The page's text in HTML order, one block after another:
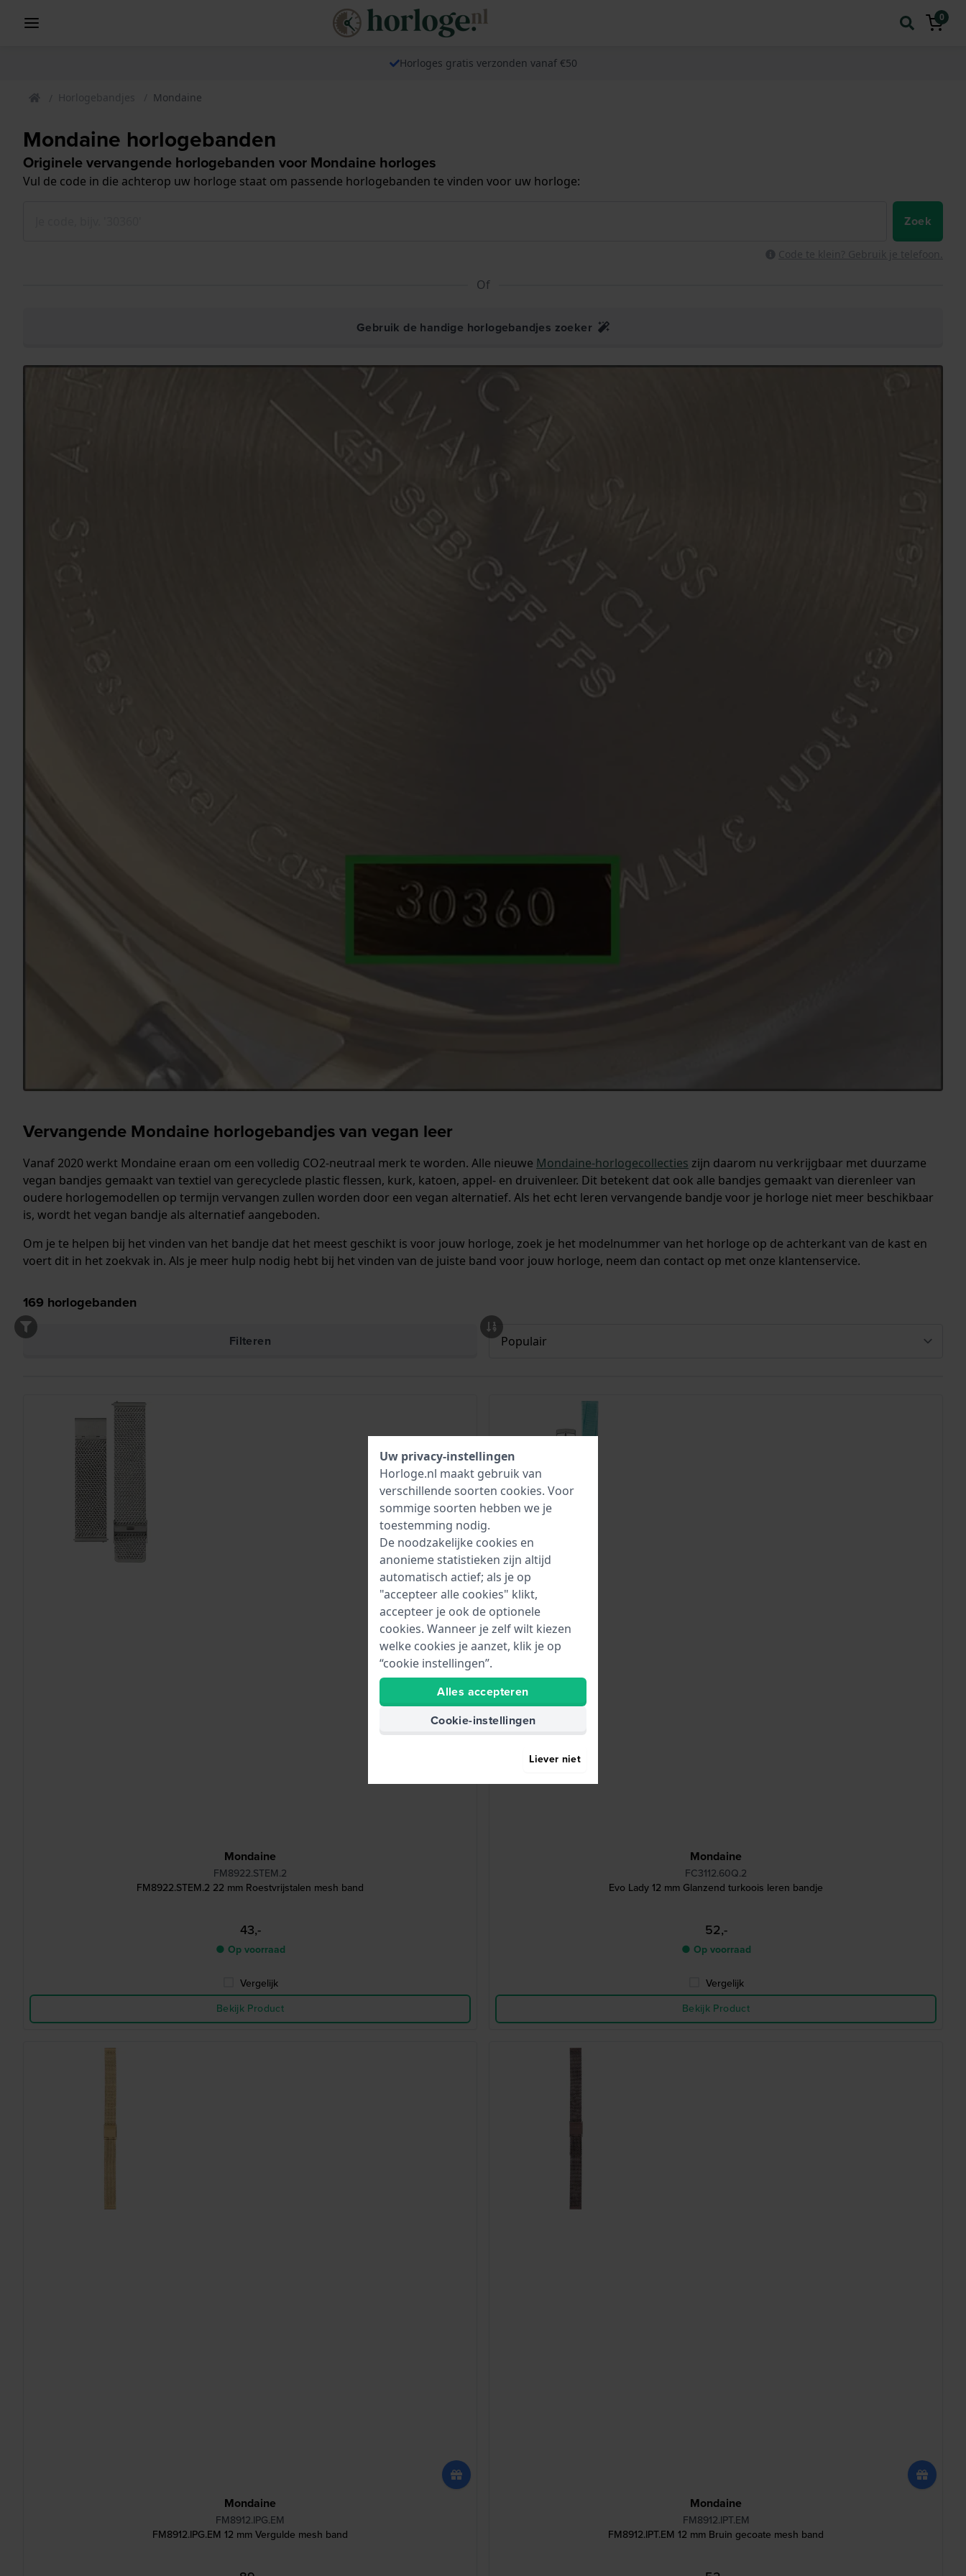
0
Horloges gratis verzonden vanaf €50
Horlogebandjes Mondaine
Mondaine horlogebanden
Originele vervangende horlogebanden voor Mondaine horloges
Vul de code in die achterop uw horloge staat om passende horlogebanden te vinden voor uw horloge:
Zoek
Code te klein? Gebruik je telefoon.
Of
Gebruik de handige horlogebandjes zoeker
Vervangende Mondaine horlogebandjes van vegan leer
Vanaf 2020 werkt Mondaine eraan om een ​​volledig CO2-neutraal merk te worden. Alle nieuwe Mondaine-horlogecollecties zijn daarom nu verkrijgbaar met duurzame
vegan bandjes gemaakt van textiel van gerecyclede plastic flessen, kurk, katoen, appel- en druivenleer. Dit betekent dat ook alle bandjes gemaakt van dierenleer van
oudere horlogemodellen op termijn vervangen zullen worden door een vegan alternatief. Als het echt leren vervangende bandje voor je horloge niet meer beschikbaar
is, wordt het vegan bandje als alternatief aangeboden.
Om je te helpen bij het vinden van het bandje dat het meest geschikt is voor jouw horloge, zoek je het modelnummer van het horloge op de achterkant van de kast en
voert dit in het zoekvak in. Als je meer hulp nodig hebt bij het vinden van de juiste band voor jouw horloge, neem dan contact op met onze klantenservice.
169 horlogebanden
Filteren
Mondaine
FM8922.STEM.2
FM8922.STEM.2 22 mm Roestvrijstalen mesh band
43,-
● Op voorraad
Vergelijk
Bekijk Product
Mondaine
FC3112.60Q.2
Evo Lady 12 mm Glanzend turkoois leren bandje
52,-
● Op voorraad
Vergelijk
Bekijk Product
Mondaine
FM8912.IPG.EM
FM8912.IPG.EM 12 mm Vergulde mesh band
Mondaine
FM8912.IPT.EM
FM8912.IPT.EM 12 mm Bruin gecoate mesh band
Uw privacy-instellingen
Horloge.nl maakt gebruik van
verschillende soorten cookies. Voor
sommige soorten hebben we je
toestemming nodig.
De noodzakelijke cookies en
anonieme statistieken zijn altijd
automatisch actief; als je op
"accepteer alle cookies" klikt,
accepteer je ook de optionele
cookies. Wanneer je zelf wilt kiezen
welke cookies je aanzet, klik je op
“cookie instellingen”.
Alles accepteren
Cookie-instellingen
Liever niet